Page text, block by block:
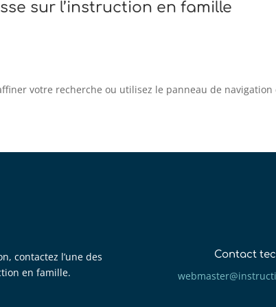
sur l’instruction en famille
votre recherche ou utilisez le panneau de
contactez l’une des
en famille.
Contact
itcur
tsni@
retsa
mbew